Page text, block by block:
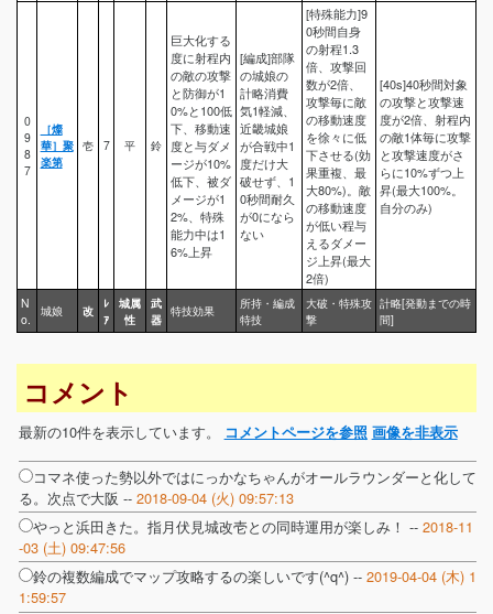
N
o.
城娘 改
ﾚ
ｱ
城属
性
武
器
特技効果
所持・編成
特技
大破・特殊攻
撃
計略[発動までの時
間]
0
9
8
7
［燦
華］聚
楽第
壱 7 平 鈴
巨大化する
度に射程内
の敵の攻撃
と防御が1
0%と100低
下、移動速
度と与ダメ
ージが10%
低下、被ダ
メージが1
2%、特殊
能力中は1
6%上昇
[編成]部隊
の城娘の
計略消費
気1軽減、
近畿城娘
が合戦中1
度だけ大
破せず、1
0秒間耐久
が0になら
ない
[特殊能力]9
0秒間自身
の射程1.3
倍、攻撃回
数が2倍、
攻撃毎に敵
の移動速度
を徐々に低
下させる(効
果重複、最
大80%)。敵
の移動速度
が低い程与
えるダメー
ジ上昇(最大
2倍)
[40s]40秒間対象
の攻撃と攻撃速
度が2倍、射程内
の敵1体毎に攻撃
と攻撃速度がさ
らに10%ずつ上
昇(最大100%。
自分のみ)
コメント
最新の10件を表示しています。 コメントページを参照 画像を非表示
コマネ使った勢以外ではにっかなちゃんがオールラウンダーと化して
る。次点で大阪 -- 2018-09-04 (火) 09:57:13
やっと浜田きた。指月伏見城改壱との同時運用が楽しみ！ -- 2018-11
-03 (土) 09:47:56
鈴の複数編成でマップ攻略するの楽しいです(^q^) -- 2019-04-04 (木) 1
1:59:57